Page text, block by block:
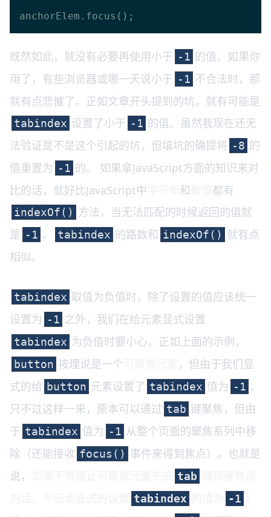
既然如此，就没有必要再使用小于 -1 的值。如果你
用了，有些浏览器或哪一天说小于 -1 不合法时，那
就有点悲慛了。正如文章开头提到的坑，就有可能是
tabindex 设置了小于 -1 的值。虽然我现在还无
法验证是不是这个引起的坑，但填坑的确提将 -8 的
值重置为 -1 的。 如果拿JavaScript方面的知识来对
比的话，就好比JavaScript中
和 都有
indexOf() 方法，当无法匹配的时候返回的值就
是 -1 。 tabindex 的路数和 indexOf() 就有点
相似。
tabindex 取值为负值时，除了设置的值应该统一
设置为 -1 之外，我们在给元素显式设置
tabindex 为负值时要小心。正如上面的示例，
button 按理说是一个
，但由于我们显
式的给 button 元素设置了 tabindex 值为 -1 。
只不过这样一来，原本可以通过 tab 键聚焦，但由
于 tabindex 值为 -1 从整个页面的聚焦系列中移
除（还能接收 focus() 事件来得到焦点）。也就是
说，
tab
tabindex -1